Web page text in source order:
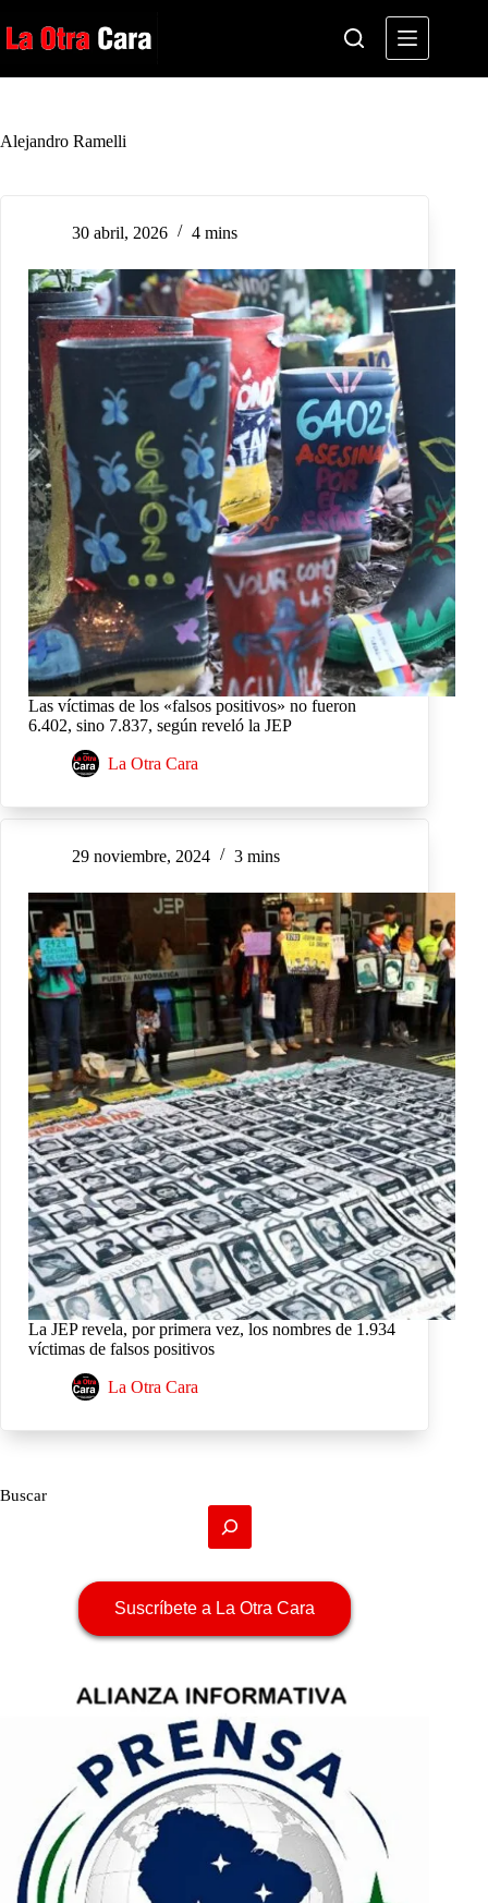
al
contenido
Alejandro Ramelli
30 abril, 2026 4 mins
Las víctimas de los «falsos positivos» no fueron
6.402, sino 7.837, según reveló la JEP
La Otra Cara
29 noviembre, 2024 3 mins
La JEP revela, por primera vez, los nombres de 1.934
víctimas de falsos positivos
La Otra Cara
Buscar
Suscríbete a La Otra Cara